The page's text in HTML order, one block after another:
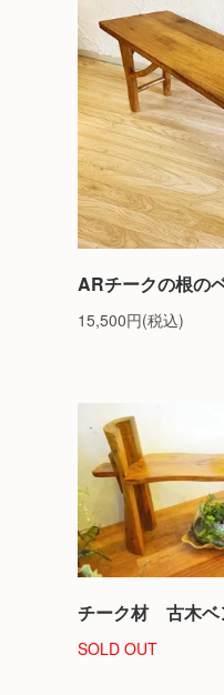
ARチークの根の
15,500円(税込)
チーク材 古木ベ
SOLD OUT